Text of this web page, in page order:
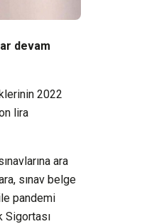
devam
2022
lira
ara
sınav belge
pandemi
Sigortası